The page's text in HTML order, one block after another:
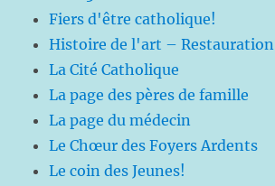
Fiers d'être catholique!
Histoire de l'art – Restauration
La Cité Catholique
La page des pères de famille
La page du médecin
Le Chœur des Foyers Ardents
Le coin des Jeunes!